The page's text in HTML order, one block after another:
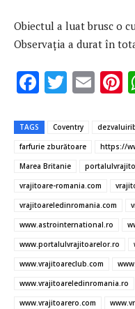
Obiectul a luat brusc o
Observaţia a durat în
F
e
b
o
o
k
T
it
te
r
E
ai
l
t
TAGS Coventry
farfurie zburătoare
https://
Marea Britanie
vrajitoare-romania.com
vrajitoareledinromania.com
www.astrointernational.ro
www.portalulvrajitoarelor.ro
www.vrajitoareclub.com
www.vrajitoareledinromania.ro
www.vrajitoarero.com